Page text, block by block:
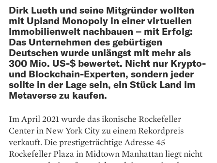
Dirk Lueth und seine Mitgründer wollten
mit Upland Monopoly in einer virtuellen
Immobilienwelt nach­­bauen – mit Erfolg:
Das Unternehmen des gebürtigen
Deutschen wurde unlängst mit mehr als
300 Mio. US-$ bewertet. Nicht nur Krypto-
und Blockchain-Experten, sondern jeder
sollte in der Lage sein, ein Stück Land im
Metaverse zu kaufen.
Im April 2021 wurde das ikonische Rockefeller
Center in New York City zu einem Rekordpreis
verkauft. Die prestigeträchtige Adresse 45
Rockefeller Plaza in Midtown Manhattan liegt nicht